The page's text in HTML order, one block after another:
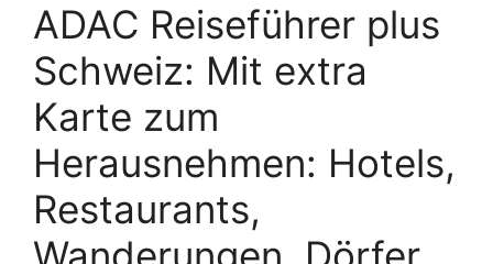
ADAC Reiseführer plus
Schweiz: Mit extra
Karte zum
Herausnehmen: Hotels,
Restaurants,